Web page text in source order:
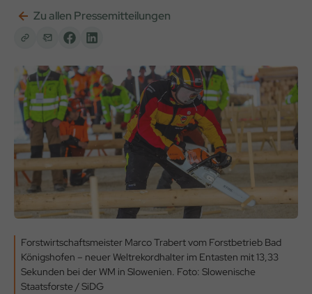
Zu allen Pressemitteilungen
Forstwirtschaftsmeister Marco Trabert vom Forstbetrieb Bad
Königshofen – neuer Weltrekordhalter im Entasten mit 13,33
Sekunden bei der WM in Slowenien. Foto: Slowenische
Staatsforste / SiDG